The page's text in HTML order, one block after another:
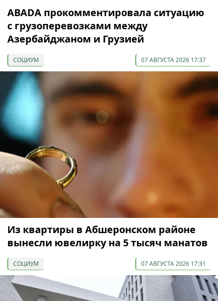
ABADA прокомментировала ситуацию
с грузоперевозками между
Азербайджаном и Грузией
СОЦИУМ 07 АВГУСТА 2026 17:37
Из квартиры в Абшеронском районе
вынесли ювелирку на 5 тысяч манатов
СОЦИУМ 07 АВГУСТА 2026 17:31